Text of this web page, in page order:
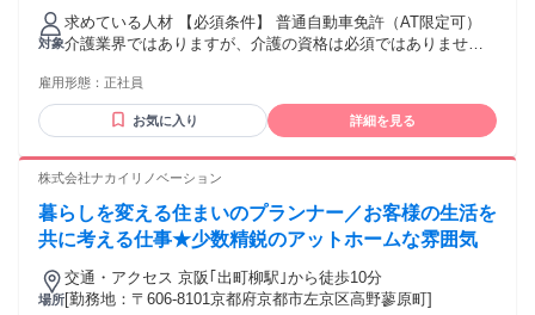
れる通勤・皆勤・家族手当金額：あり 全員に一律で支払われ
るその他手当金額：あり 【各種手当・昇給賞与】 ◆昇給あり
（前年度実績1.27% ～ 2.69%） ◆賞与年2回（前年度実績
2.50ヶ月分） ◆通勤手当（実費支給・上限50,000円まで） ◆
（200円/件上限なしですが、実際は１日1～3件程度で10,000
円/月ぐらいがアベレージとなっています） ◆エリア担当手当
（5000円/月） ◆試用期間3ヶ月の間は月給200,000円/月～
280,000/月となりますが、諸手当の条件に変更はありません。
対象
求めている人材 【必須条件】 普通自動車免許（AT限定可）
介護業界ではありますが、介護の資格は必須ではありませ
ティ溢れる営業として楽しく働いてもらいたいと望んでいま
す。 特別なスキルや経験は一切問いません。「やってみた
い」という気持ちがあれば大歓迎です！ ＜こんな方にピッタ
り添う仕事がしたい方 ・車の運転が好きで、デスクワークよ
し・有休消化率高）を大切にしたい方 ★接客業、販売、ドラ
イバーなど、異業種からのチャレンジを応援します！ 年齢の
よるキャリア形成のため））
雇用形態： 正社員
お気に入り 詳細を見る
株式会社ナカイリノベーション
暮らしを変える住まいのプランナー／お客様の生活を
共に考える仕事★少数精鋭のアットホームな雰囲気
場所
交通・アクセス 京阪｢出町柳駅｣から徒歩10分
[勤務地：〒606-8101京都府京都市左京区高野蓼原町]